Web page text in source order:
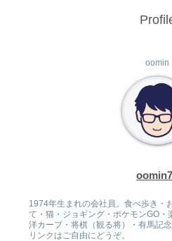
oomin
1974年生まれの会社員。食べ歩き・
て・猫・ジョギング・ポケモンGO・
洋カープ・将棋（観る将）・有馬記
リンクはご自由にどうぞ。